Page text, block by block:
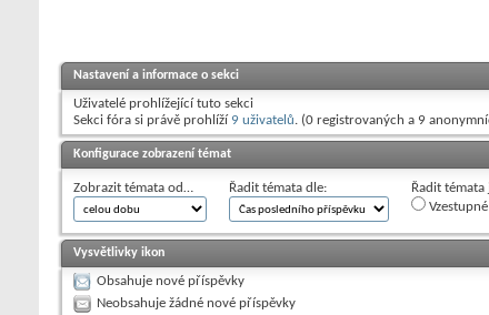
Nastavení a informace o sekci
Uživatelé prohlížející tuto sekci
Sekci fóra si právě prohlíží 9 uživatelů. (0 registrovaných a 9
Konfigurace zobrazení témat
Zobrazit témata od… Řadit témata dle:
Řadit
Vysvětlivky ikon
Obsahuje nové příspěvky
Neobsahuje žádné nové příspěvky